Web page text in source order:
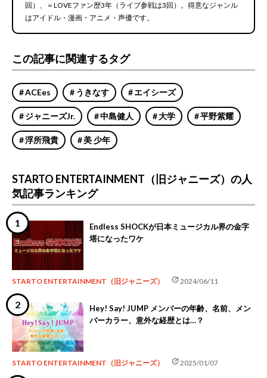
回）、＝LOVEファン歴3年（ライブ参戦は3回）。得意なジャンル
はアイドル・漫画・アニメ・声優です。
この記事に関連するタグ
ACEes うきなす エイシーズ
ジャニーズJr. 中島健人 大学 平野紫耀
浮所飛貴 美 少年
STARTO ENTERTAINMENT（旧ジャニーズ）の人
気記事ランキング
Endless SHOCKが日本ミュージカル界の金字
塔になったワケ
STARTO ENTERTAINMENT（旧ジャニーズ） update2024/06/11
Hey! Say! JUMP メンバーの年齢、名前、メン
バーカラー、意外な経歴とは…？
STARTO ENTERTAINMENT（旧ジャニーズ） update2025/01/07